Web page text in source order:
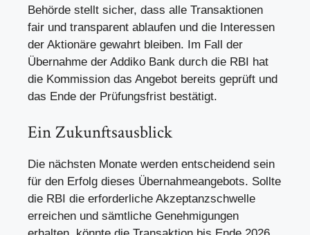
Behörde stellt sicher, dass alle Transaktionen
fair und transparent ablaufen und die Interessen
der Aktionäre gewahrt bleiben. Im Fall der
Übernahme der Addiko Bank durch die RBI hat
die Kommission das Angebot bereits geprüft und
das Ende der Prüfungsfrist bestätigt.
Ein Zukunftsausblick
Die nächsten Monate werden entscheidend sein
für den Erfolg dieses Übernahmeangebots. Sollte
die RBI die erforderliche Akzeptanzschwelle
erreichen und sämtliche Genehmigungen